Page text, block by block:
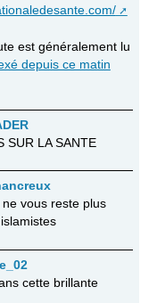
est généralement lu
depuis ce matin
SUR LA SANTE
vous reste plus
cette brillante